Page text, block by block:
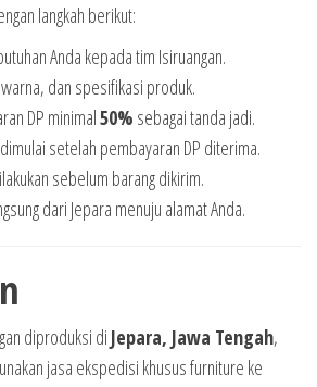
langkah berikut:
Anda kepada tim Isiruangan.
dan spesifikasi produk.
DP minimal50% sebagai tanda jadi.
setelah pembayaran DP diterima.
sebelum barang dikirim.
dari Jepara menuju alamat Anda.
diproduksi di Jepara, Jawa Tengah,
jasa ekspedisi khusus furniture ke